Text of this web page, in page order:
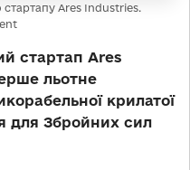
стартапу Ares Industries.
стартап Ares
льотне
крилатої
для Збройних сил